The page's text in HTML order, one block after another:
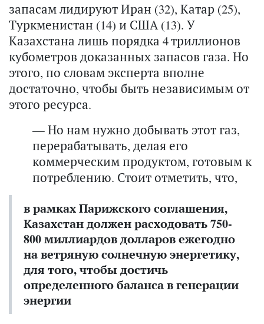
запасам лидируют Иран (32), Катар (25),
Туркменистан (14) и США (13). У
Казахстана лишь порядка 4 триллионов
кубометров доказанных запасов газа. Но
этого, по словам эксперта вполне
достаточно, чтобы быть независимым от
этого ресурса.
— Но нам нужно добывать этот газ,
перерабатывать, делая его
коммерческим продуктом, готовым к
потреблению. Стоит отметить, что,
в рамках Парижского соглашения,
Казахстан должен расходовать 750-
800 миллиардов долларов ежегодно
на ветряную солнечную энергетику,
для того, чтобы достичь
определенного баланса в генерации
энергии